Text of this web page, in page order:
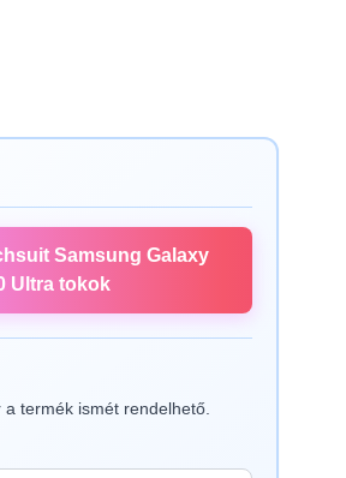
Samsung Galaxy
Ultra tokok
termék ismét rendelhető.